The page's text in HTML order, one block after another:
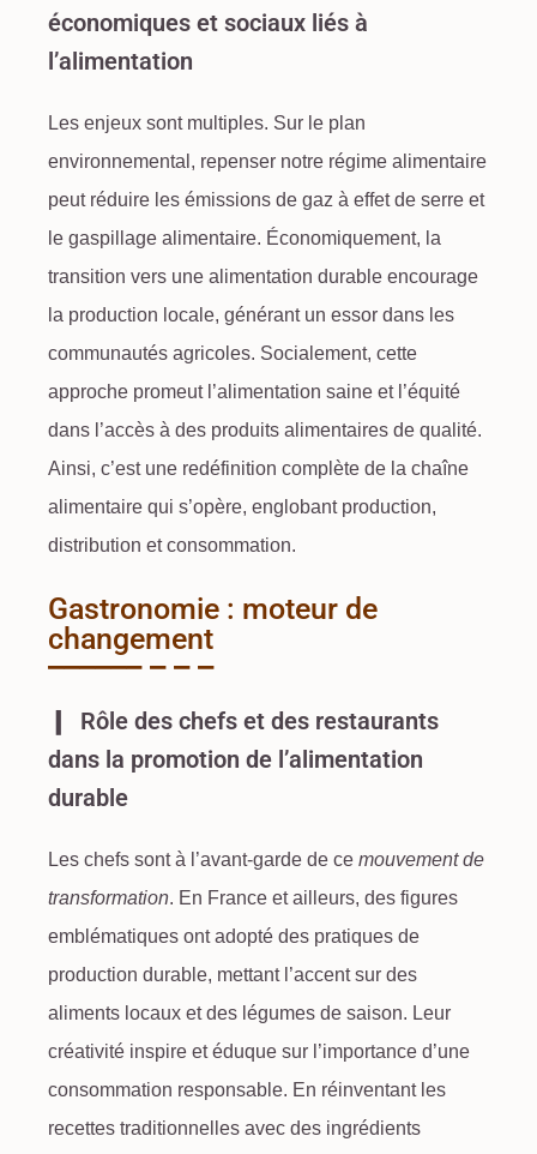
économiques et sociaux liés à
l’alimentation
Les enjeux sont multiples. Sur le plan
environnemental, repenser notre régime alimentaire
peut réduire les émissions de gaz à effet de serre et
le gaspillage alimentaire. Économiquement, la
transition vers une alimentation durable encourage
la production locale, générant un essor dans les
communautés agricoles. Socialement, cette
approche promeut l’alimentation saine et l’équité
dans l’accès à des produits alimentaires de qualité.
Ainsi, c’est une redéfinition complète de la chaîne
alimentaire qui s’opère, englobant production,
distribution et consommation.
Gastronomie : moteur de
changement
Rôle des chefs et des restaurants
dans la promotion de l’alimentation
durable
Les chefs sont à l’avant-garde de ce mouvement de
transformation. En France et ailleurs, des figures
emblématiques ont adopté des pratiques de
production durable, mettant l’accent sur des
aliments locaux et des légumes de saison. Leur
créativité inspire et éduque sur l’importance d’une
consommation responsable. En réinventant les
recettes traditionnelles avec des ingrédients